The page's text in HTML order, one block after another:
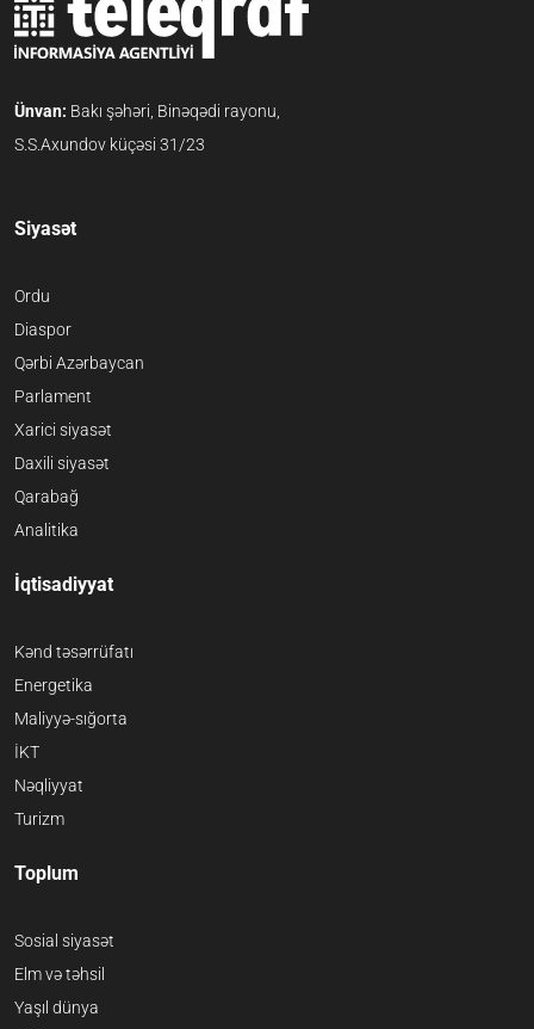
Ünvan: Bakı şəhəri, Binəqədi rayonu,
S.S.Axundov küçəsi 31/23
Siyasət
Ordu
Diaspor
Qərbi Azərbaycan
Parlament
Xarici siyasət
Daxili siyasət
Qarabağ
Analitika
İqtisadiyyat
Kənd təsərrüfatı
Energetika
Maliyyə-sığorta
İKT
Nəqliyyat
Turizm
Toplum
Sosial siyasət
Elm və təhsil
Yaşıl dünya